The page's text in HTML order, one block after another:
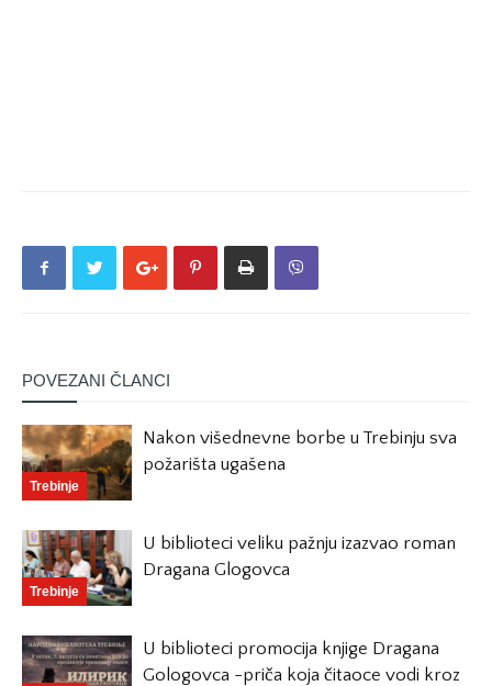
POVEZANI ČLANCI
Trebinje
Nakon višednevne borbe u Trebinju sva
požarišta ugašena
Trebinje
U biblioteci veliku pažnju izazvao roman
Dragana Glogovca
U biblioteci promocija knjige Dragana
Gologovca -priča koja čitaoce vodi kroz